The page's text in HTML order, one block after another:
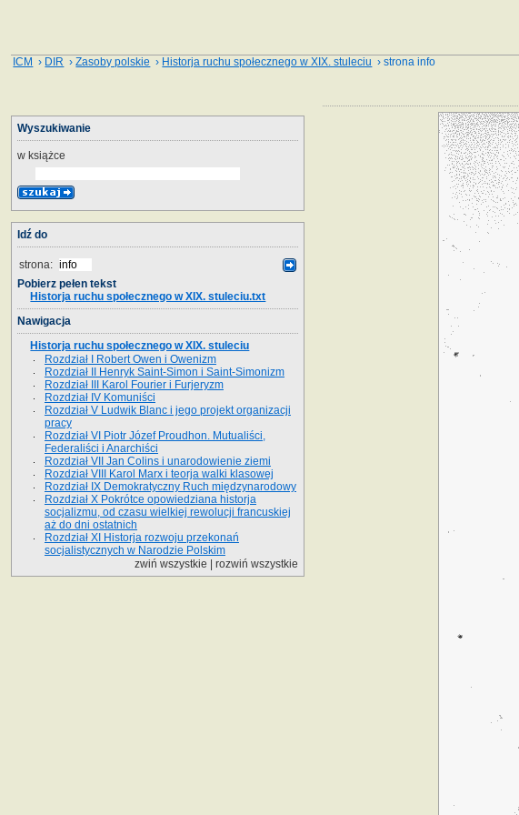
ICM › DIR ›Zasoby polskie › Historja ruchu społecznego w XIX. stuleciu › strona info
Wyszukiwanie
w książce
Idź do
strona:
Pobierz pełen tekst
Historja ruchu społecznego w XIX. stuleciu.txt
Nawigacja
Historja ruchu społecznego w XIX. stuleciu
Rozdział I Robert Owen i Owenizm
Rozdział II Henryk Saint-Simon i Saint-Simonizm
Rozdział III Karol Fourier i Furjeryzm
Rozdział IV Komuniści
Rozdział V Ludwik Blanc i jego projekt organizacji
pracy
Rozdział VI Piotr Józef Proudhon. Mutualiści,
Federaliści i Anarchiści
Rozdział VII Jan Colins i unarodowienie ziemi
Rozdział VIII Karol Marx i teorja walki klasowej
Rozdział IX Demokratyczny Ruch międzynarodowy
Rozdział X Pokrótce opowiedziana historja
socjalizmu, od czasu wielkiej rewolucji francuskiej
aż do dni ostatnich
Rozdział XI Historja rozwoju przekonań
socjalistycznych w Narodzie Polskim
zwiń wszystkie |rozwiń wszystkie